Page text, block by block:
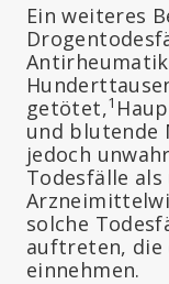
Ein weiteres
getötet,1
und blutende
jedoch
Todesfälle
solche
auftreten,
einnehmen.